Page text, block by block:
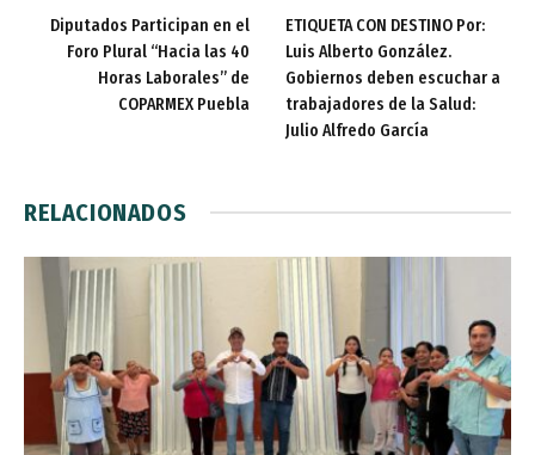
Diputados Participan en el
Foro Plural “Hacia las 40
Horas Laborales” de
COPARMEX Puebla
ETIQUETA CON DESTINO Por:
Luis Alberto González.
Gobiernos deben escuchar a
trabajadores de la Salud:
Julio Alfredo García
RELACIONADOS